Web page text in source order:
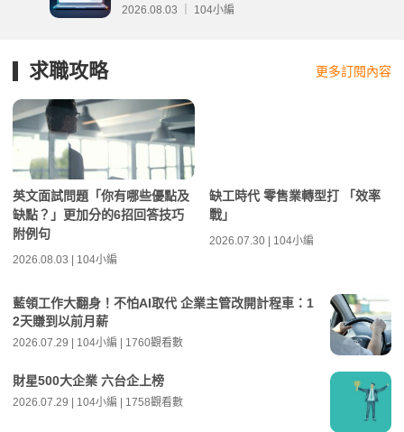
2026.08.03 ｜ 104小編
求職攻略 更多訂閱內容
英文面試問題「你有哪些優點及
缺點？」更加分的6招回答技巧
附例句
2026.08.03 | 104小編
缺工時代 零售業轉型打 「效率
戰」
2026.07.30 | 104小編
藍領工作大翻身！不怕AI取代 企業主管改開計程車：1
2天賺到以前月薪
2026.07.29 | 104小編 | 1760觀看數
財星500大企業 六台企上榜
2026.07.29 | 104小編 | 1758觀看數